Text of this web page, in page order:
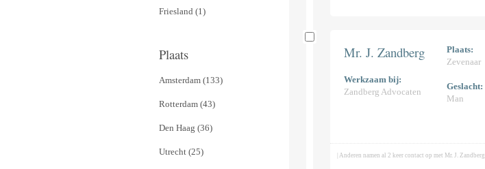
Friesland (1)
Plaats
Amsterdam (133)
Rotterdam (43)
Den Haag (36)
Utrecht (25)
Mr. J. Zandberg
Werkzaam bij:
Zandberg Advocaten
Plaats:
Zevenaar
Geslacht:
Man
| Anderen namen al 2 keer contact op met Mr. J. Zandberg